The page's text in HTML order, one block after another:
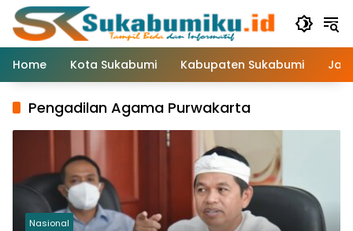
Langsung
konten
Home
Kota Sukabumi Kabupaten Sukabumi
Pengadilan Agama Purwakarta
Nasional